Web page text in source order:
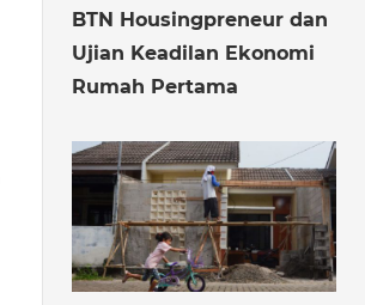
BTN Housingpreneur dan
Ujian Keadilan Ekonomi
Rumah Pertama